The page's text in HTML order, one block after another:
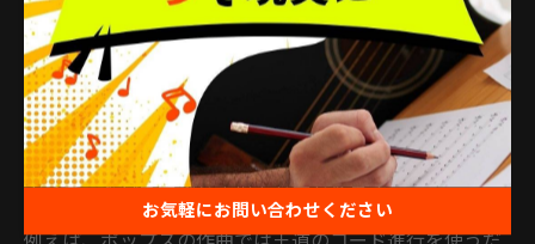
DTMで活躍するためには、音楽理論の基礎だけでなく、
応用力も身につけることが重要です。基礎としては「ス
ケール」「コード」「コード進行」「キー」などを押さ
え、応用では「転調」「テンションコード」「リハーモ
ナイズ」などを学ぶと表現力が広がります。
お気軽にお問い合わせください